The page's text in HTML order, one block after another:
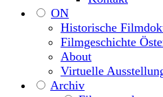
ON
Historische
Filmgeschichte
About
Virtuelle
Archiv